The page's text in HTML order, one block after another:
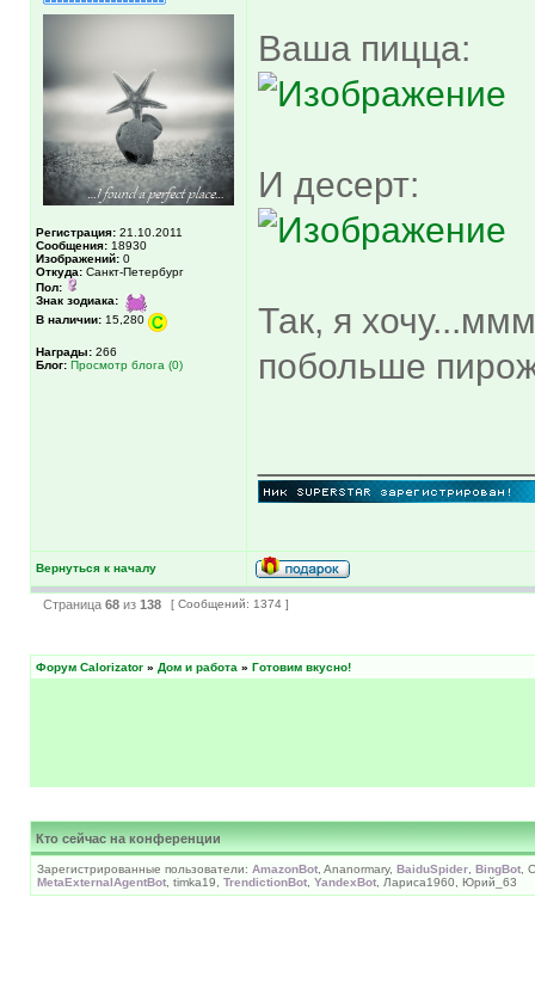
Регистрация: 21.10.2011
Сообщения: 18930
Изображений: 0
Откуда: Санкт-Петербург
Пол:
Знак зодиака:
В наличии: 15,280
Награды: 266
Блог: Просмотр блога (0)
Ваша пицца:
И десерт:
Так, я
побольше
Вернуться к началу
Страница 68 из 138 [ Сообщений: 1374 ]
Форум Calorizator » Дом и работа » Готовим вкусно!
Кто сейчас на конференции
Зарегистрированные пользователи: AmazonBot , Ananormary, BaiduSpider BingBot ,
MetaExternalAgentBot , timka19, TrendictionBot YandexBot , Лариса1960, Юрий_63